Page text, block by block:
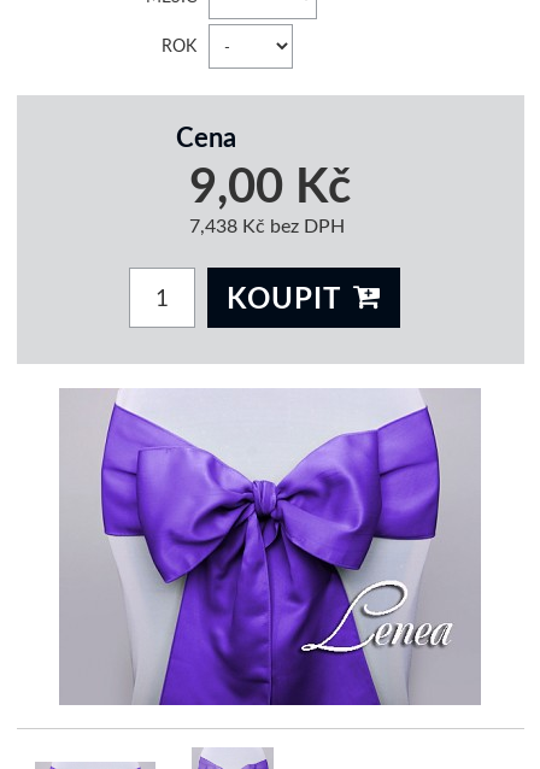
ROK
Cena
9,00 Kč
7,438 Kč bez DPH
KOUPIT